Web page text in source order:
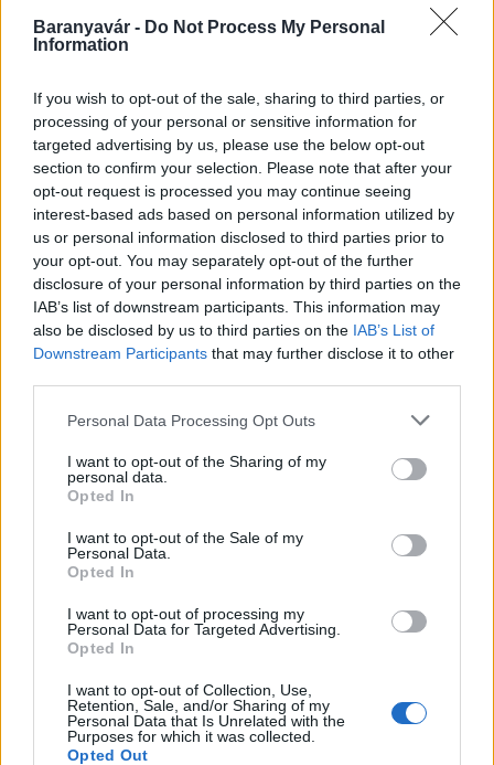
Baranyavár - Do Not Process My Personal
Information
If you wish to opt-out of the sale, sharing to third parties, or
processing of your personal or sensitive information for
targeted advertising by us, please use the below opt-out
section to confirm your selection. Please note that after your
opt-out request is processed you may continue seeing
interest-based ads based on personal information utilized by
us or personal information disclosed to third parties prior to
your opt-out. You may separately opt-out of the further
disclosure of your personal information by third parties on the
IAB’s list of downstream participants. This information may
also be disclosed by us to third parties on the IAB’s List of
Downstream Participants that may further disclose it to other
Please note that this website/app uses one or more Google
not limited to your visit or usage behaviour. You may click to
grant or deny consent to Google and its third-party tags to
use your data for below specified purposes in below Google
consent section.
Personal Data Processing Opt Outs
I want to opt-out of the Sharing of my
personal data.
Opted In
I want to opt-out of the Sale of my
Personal Data.
Opted In
I want to opt-out of processing my
Personal Data for Targeted Advertising.
Opted In
I want to opt-out of Collection, Use,
Retention, Sale, and/or Sharing of my
Personal Data that Is Unrelated with the
Purposes for which it was collected.
Opted Out
az energiakrízis kezelésére
Országos hírek
Miért éri meg Afrikában utat építeni?
Minden, amit a GED Afrika projektről
tudni kell
Kultúra
Kihívások labirintusában
Országos hírek
Túlfogyasztás napja - július 30-ra
Open Orfű: mozgás, zene, közösség
HÍRLEVÉL